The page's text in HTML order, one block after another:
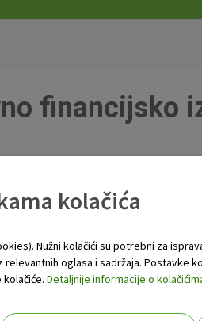
financijsko
kolačića
Nužni kolačići su potrebni za
oglasa i sadržaja. Postavke
Detaljnije informacije o